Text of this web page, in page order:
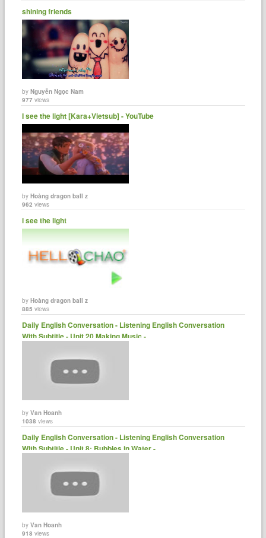
shining friends
byNguyễn Ngọc Nam
977 views
I see the light [Kara+Vietsub] - YouTube
byHoàng dragon ball z
962 views
i see the light
byHoàng dragon ball z
885 views
Daily English Conversation - Listening English Conversation
With Subtitle - Unit 20 Making Music -......
byVan Hoanh
1038 views
Daily English Conversation - Listening English Conversation
With Subtitle - Unit 8: Bubbles in Water -......
byVan Hoanh
918 views